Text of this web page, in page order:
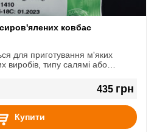
ковбас
для приготування м'яких
виробів, типу салямі або
435 грн
Купити